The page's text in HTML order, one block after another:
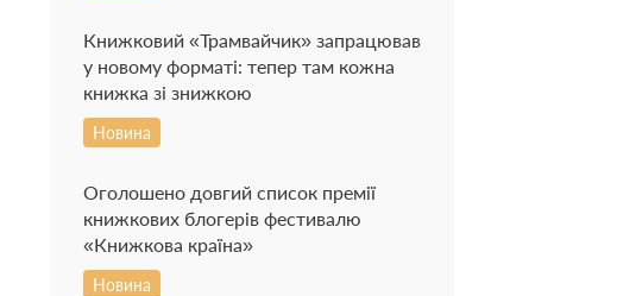
Книжковий «Трамвайчик» запрацював
у новому форматі: тепер там кожна
книжка зі знижкою
Новина
Оголошено довгий список премії
книжкових блогерів фестивалю
«Книжкова країна»
Новина